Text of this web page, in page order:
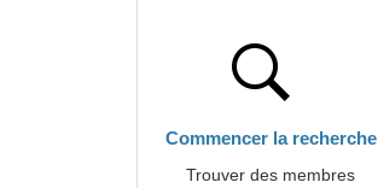
Commencer la recherche
Trouver des membres